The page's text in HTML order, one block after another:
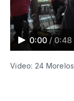
0:00 / 0:48
Video: 24 Morelos